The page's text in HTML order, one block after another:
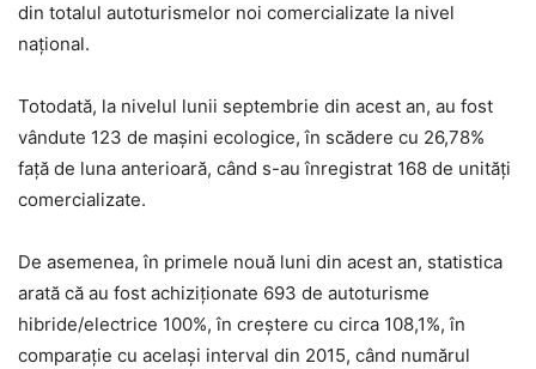
din totalul autoturismelor noi comercializate la nivel
național.
Totodată, la nivelul lunii septembrie din acest an, au fost
vândute 123 de mașini ecologice, în scădere cu 26,78%
față de luna anterioară, când s-au înregistrat 168 de unități
comercializate.
De asemenea, în primele nouă luni din acest an, statistica
arată că au fost achiziționate 693 de autoturisme
hibride/electrice 100%, în creștere cu circa 108,1%, în
comparație cu același interval din 2015, când numărul